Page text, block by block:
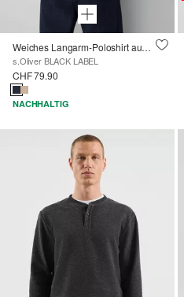
Weiches Langarm-Poloshirt aus strukturiertem Jacquard
s.Oliver BLACK LABEL
CHF 79.90
NACHHALTIG